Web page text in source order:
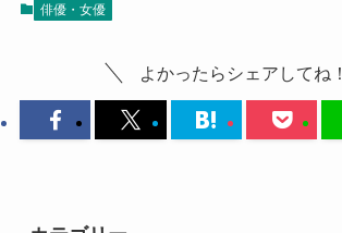
俳優・女優
よかったらシェアしてね！